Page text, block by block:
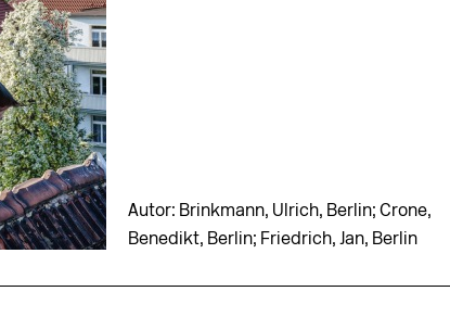
Autor: Brinkmann, Ulrich, Berlin; Crone,
Benedikt, Berlin; Friedrich, Jan, Berlin